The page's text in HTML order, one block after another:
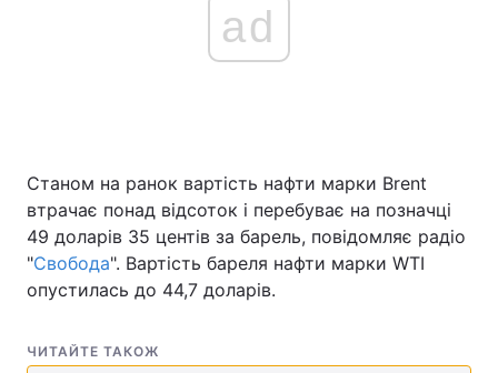
ad
Станом на ранок вартість нафти марки Brent
втрачає понад відсоток і перебуває на позначці
49 доларів 35 центів за барель, повідомляє радіо
"Свобода". Вартість бареля нафти марки WTI
опустилась до 44,7 доларів.
ЧИТАЙТЕ ТАКОЖ